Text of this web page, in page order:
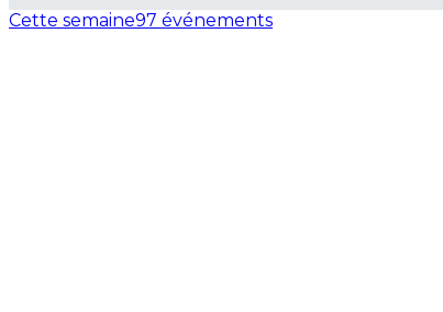
Cette semaine97 événements